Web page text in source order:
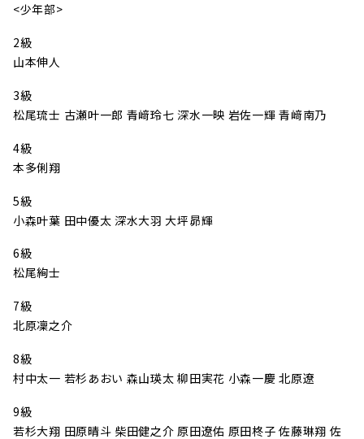
<少年部>
2級
山本伸人
3級
松尾琉士 古瀬叶一郎 青﨑玲七 深水一映 岩佐一輝 青﨑南乃
4級
本多俐翔
5級
小森叶葉 田中優太 深水大羽 大坪昴輝
6級
松尾絢士
7級
北原凜之介
8級
村中太一 若杉あおい 森山瑛太 柳田実花 小森一慶 北原遼
9級
若杉大翔 田原晴斗 柴田健之介 原田遼佑 原田柊子 佐藤琳翔 佐